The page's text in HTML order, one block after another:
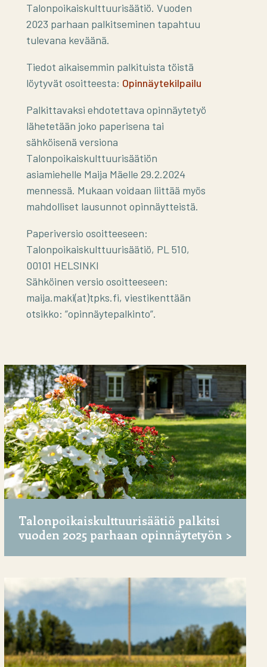
Talonpoikaiskulttuurisäätiö. Vuoden
2023 parhaan palkitseminen tapahtuu
tulevana keväänä.
Tiedot aikaisemmin palkituista töistä
löytyvät osoitteesta: Opinnäytekilpailu
Palkittavaksi ehdotettava opinnäytetyö
lähetetään joko paperisena tai
sähköisenä versiona
Talonpoikaiskulttuurisäätiön
asiamiehelle Maija Mäelle 29.2.2024
mennessä. Mukaan voidaan liittää myös
mahdolliset lausunnot opinnäytteistä.
Paperiversio osoitteeseen:
Talonpoikaiskulttuurisäätiö, PL 510,
00101 HELSINKI
Sähköinen versio osoitteeseen:
maija.maki(at)tpks.fi, viestikenttään
otsikko: ”opinnäytepalkinto”.
Talonpoikaiskulttuurisäätiö palkitsi
vuoden 2025 parhaan opinnäytetyön